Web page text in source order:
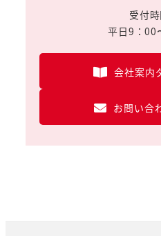
受付時
平日9：00
会社案内
お問い合